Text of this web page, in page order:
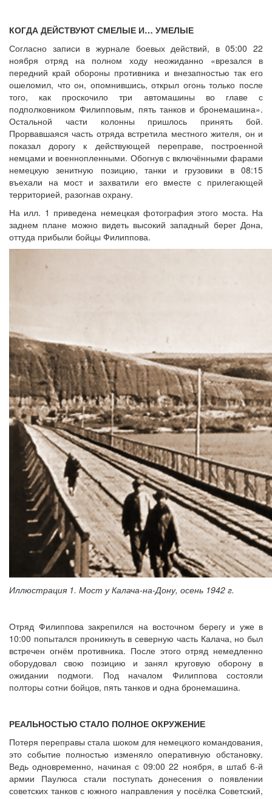
КОГДА ДЕЙСТВУЮТ СМЕЛЫЕ И… УМЕЛЫЕ
Согласно записи в журнале боевых действий, в 05:00 22
ноября отряд на полном ходу неожиданно «врезался в
передний край обороны противника и внезапностью так его
ошеломил, что он, опомнившись, открыл огонь только после
того, как проскочило три автомашины во главе с
подполковником Филипповым, пять танков и бронемашина».
Остальной части колонны пришлось принять бой.
Прорвавшаяся часть отряда встретила местного жителя, он и
показал дорогу к действующей переправе, построенной
немцами и военнопленными. Обогнув с включёнными фарами
немецкую зенитную позицию, танки и грузовики в 08:15
въехали на мост и захватили его вместе с прилегающей
территорией, разогнав охрану.
На илл. 1 приведена немецкая фотография этого моста. На
заднем плане можно видеть высокий западный берег Дона,
оттуда прибыли бойцы Филиппова.
Иллюстрация 1. Мост у Калача-на-Дону, осень 1942 г.
Отряд Филиппова закрепился на восточном берегу и уже в
10:00 попытался проникнуть в северную часть Калача, но был
встречен огнём противника. После этого отряд немедленно
оборудовал свою позицию и занял круговую оборону в
ожидании подмоги. Под началом Филиппова состояли
полторы сотни бойцов, пять танков и одна бронемашина.
РЕАЛЬНОСТЬЮ СТАЛО ПОЛНОЕ ОКРУЖЕНИЕ
Потеря переправы стала шоком для немецкого командования,
это событие полностью изменяло оперативную обстановку.
Ведь одновременно, начиная с 09:00 22 ноября, в штаб 6-й
армии Паулюса стали поступать донесения о появлении
советских танков с южного направления у посёлка Советский,